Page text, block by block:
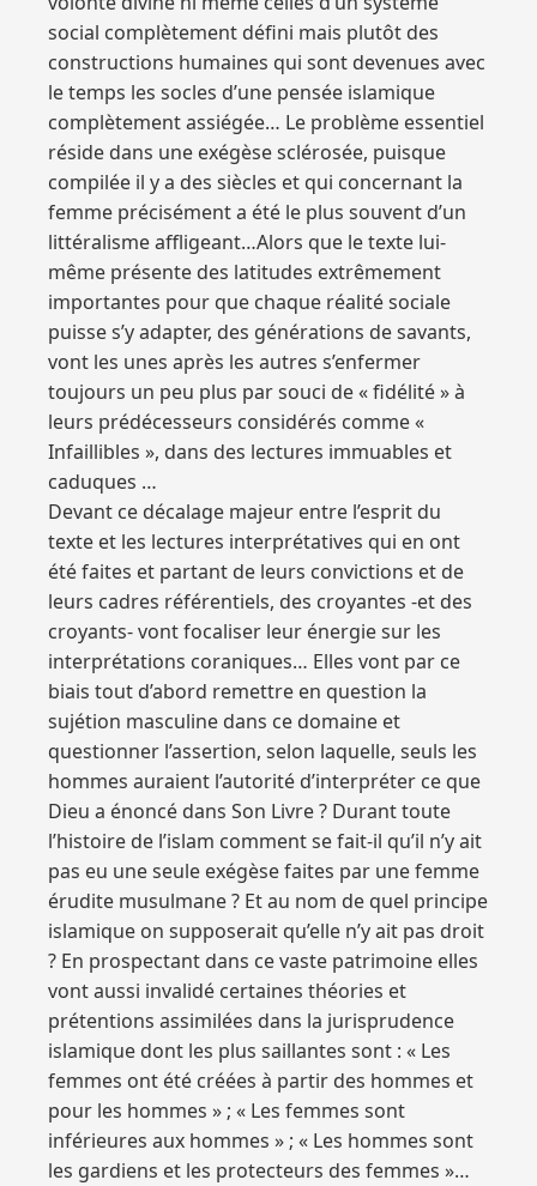
social complètement défini mais plutôt des
constructions humaines qui sont devenues avec
le temps les socles d’une pensée islamique
complètement assiégée… Le problème essentiel
réside dans une exégèse sclérosée, puisque
compilée il y a des siècles et qui concernant la
femme précisément a été le plus souvent d’un
littéralisme affligeant…Alors que le texte lui-
même présente des latitudes extrêmement
importantes pour que chaque réalité sociale
puisse s’y adapter, des générations de savants,
vont les unes après les autres s’enfermer
toujours un peu plus par souci de « fidélité » à
leurs prédécesseurs considérés comme «
Infaillibles », dans des lectures immuables et
caduques …
Devant ce décalage majeur entre l’esprit du
texte et les lectures interprétatives qui en ont
été faites et partant de leurs convictions et de
leurs cadres référentiels, des croyantes -et des
croyants- vont focaliser leur énergie sur les
interprétations coraniques… Elles vont par ce
biais tout d’abord remettre en question la
sujétion masculine dans ce domaine et
questionner l’assertion, selon laquelle, seuls les
hommes auraient l’autorité d’interpréter ce que
Dieu a énoncé dans Son Livre ? Durant toute
l’histoire de l’islam comment se fait-il qu’il n’y ait
pas eu une seule exégèse faites par une femme
érudite musulmane ? Et au nom de quel principe
islamique on supposerait qu’elle n’y ait pas droit
? En prospectant dans ce vaste patrimoine elles
vont aussi invalidé certaines théories et
prétentions assimilées dans la jurisprudence
islamique dont les plus saillantes sont : « Les
femmes ont été créées à partir des hommes et
pour les hommes » ; « Les femmes sont
inférieures aux hommes » ; « Les hommes sont
les gardiens et les protecteurs des femmes »…